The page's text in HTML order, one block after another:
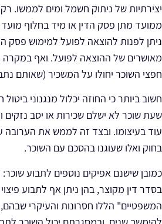
ממועד מתן פסק הדין או מיד בחלוף
ניתן לפנות להוצאה לפועל למימוש פסק
מאושרים של ההוצאה לפועל. ואף במקרה
חפצי השוכר יחולו על המשכיר (שאותם
חשוב ביותר כי החוזה יכלול מנגנוני
שעת שוכר לא ישלם שכירות או יסב נזקים
עוד בעיצומו. ובצד זה לממש את הערובה
בחוק ואלו שעוגנו בהסכם עם השוכר.
כמובן שישנם אפיקים נוספים לתבוע
בסדר דין מקוצר, בהן ניתן אף לתבוע
המשפטיים" הללו חסרונות והעיקרי